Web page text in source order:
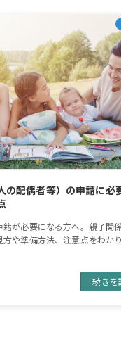
の配偶者等）の申請に必
籍が必要になる方へ。親子関
や準備方法、注意点をわか
続きを